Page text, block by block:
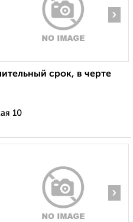
›
срок, в черте
10
›